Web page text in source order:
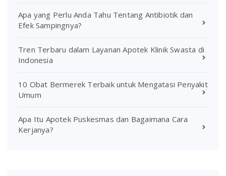
Apa yang Perlu Anda Tahu Tentang Antibiotik dan
Efek Sampingnya?
Tren Terbaru dalam Layanan Apotek Klinik Swasta di
Indonesia
10 Obat Bermerek Terbaik untuk Mengatasi Penyakit
Umum
Apa Itu Apotek Puskesmas dan Bagaimana Cara
Kerjanya?